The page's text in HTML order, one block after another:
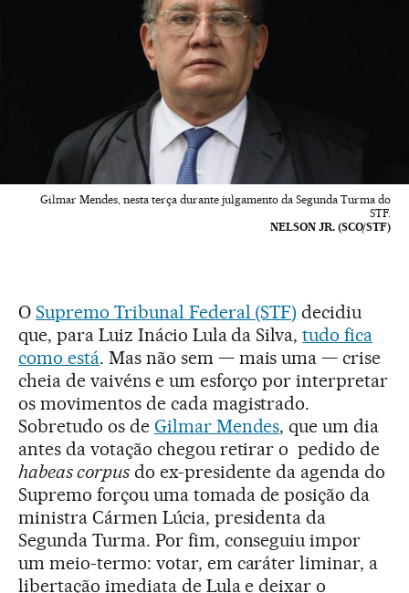
Gilmar Mendes, nesta terça durante julgamento da Segunda Turma do
STF.
NELSON JR. (SCO/STF)
O Supremo Tribunal Federal (STF) decidiu
que, para Luiz Inácio Lula da Silva,tudo fica
como está. Mas não sem — mais uma — crise
cheia de vaivéns e um esforço por interpretar
os movimentos de cada magistrado.
Sobretudo os de Gilmar Mendes, que um dia
antes da votação chegou retirar o pedido de
habeas corpusdo ex-presidente da agenda do
Supremo forçou uma tomada de posição da
ministra Cármen Lúcia, presidenta da
Segunda Turma. Por fim, conseguiu impor
um meio-termo: votar, em caráter liminar, a
libertação imediata de Lula e deixar o